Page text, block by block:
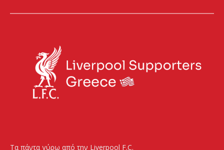
Τα πάντα γύρω από την Liverpool F.C.